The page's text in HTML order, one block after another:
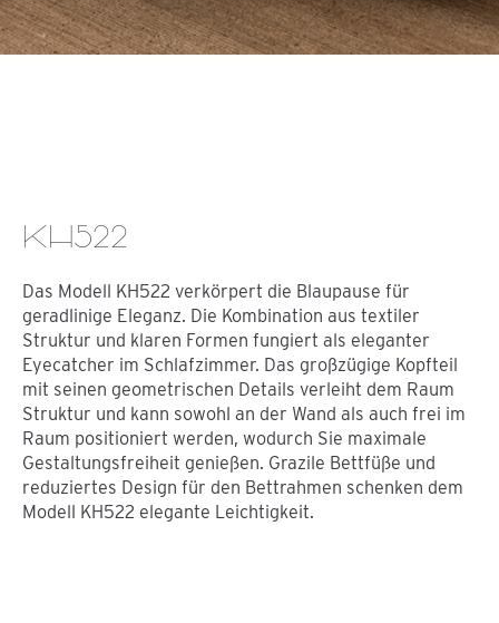
KH522
Das Modell KH522 verkörpert die Blaupause für
geradlinige Eleganz. Die Kombination aus textiler
Struktur und klaren Formen fungiert als eleganter
Eyecatcher im Schlafzimmer. Das großzügige Kopfteil
mit seinen geometrischen Details verleiht dem Raum
Struktur und kann sowohl an der Wand als auch frei im
Raum positioniert werden, wodurch Sie maximale
Gestaltungsfreiheit genießen. Grazile Bettfüße und
reduziertes Design für den Bettrahmen schenken dem
Modell KH522 elegante Leichtigkeit.